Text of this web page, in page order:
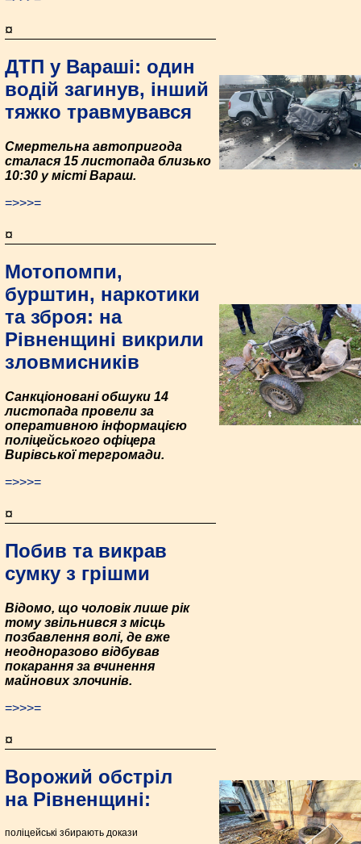
¤
ДТП у Вараші: один
водій загинув, інший
тяжко травмувався
Смертельна автопригода
сталася 15 листопада близько
10:30 у місті Вараш.
=>>>=
¤
Мотопомпи,
бурштин, наркотики
та зброя: на
Рівненщині викрили
зловмисників
Санкціоновані обшуки 14
листопада провели за
оперативною інформацією
поліцейського офіцера
Вирівської тергромади.
=>>>=
¤
Побив та викрав
сумку з грішми
Відомо, що чоловік лише рік
тому звільнився з місць
позбавлення волі, де вже
неодноразово відбував
покарання за вчинення
майнових злочинів.
=>>>=
¤
Ворожий обстріл
на Рівненщині:
поліцейські збирають докази